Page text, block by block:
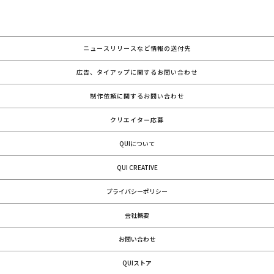
ニュースリリースなど情報の送付先
広告、タイアップに関するお問い合わせ
制作依頼に関するお問い合わせ
クリエイター応募
QUIについて
QUI CREATIVE
プライバシーポリシー
会社概要
お問い合わせ
QUIストア